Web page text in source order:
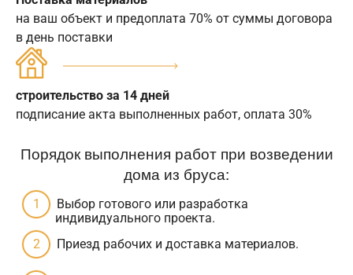
на ваш объект и предоплата 70% от суммы договора
в день поставки
строительство за 14 дней
подписание акта выполненных работ, оплата 30%
Порядок выполнения работ при возведении
дома из бруса:
Выбор готового или разработка
индивидуального проекта.
Приезд рабочих и доставка материалов.